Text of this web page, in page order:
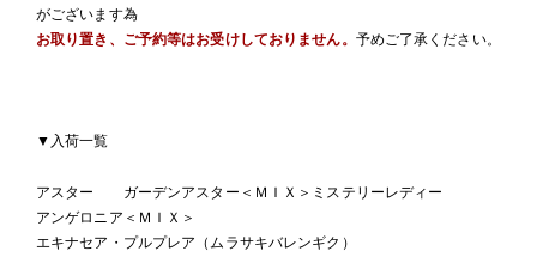
がございます為
お取り置き、ご予約等はお受けしておりません。 予めご了承ください。
▼入荷一覧
アスター ガーデンアスター＜ＭＩＸ＞ミステリーレディー
アンゲロニア＜ＭＩＸ＞
エキナセア・プルプレア（ムラサキバレンギク）